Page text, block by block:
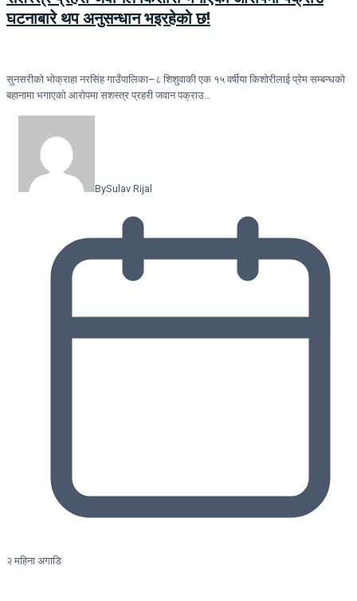
घटनाबारे थप अनुसन्धान भइरहेको छ!
सुनसरीको भोक्राहा नरसिंह गाउँपालिका–८ शिशुवाकी एक १५ वर्षीया किशोरीलाई प्रेम सम्बन्धको
बहानामा भगाएको आरोपमा सशस्त्र प्रहरी जवान पक्राउ…
BySulav Rijal
२ महिना अगाडि